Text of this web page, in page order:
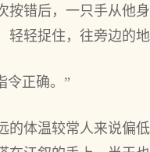
按错后，一只手从他
轻轻捉住，往旁边的地
令正确。”
的体温较常人来说偏